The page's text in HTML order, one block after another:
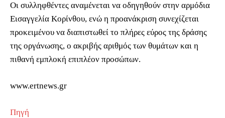
Οι συλληφθέντες αναμένεται να οδηγηθούν στην αρμόδια
Εισαγγελία Κορίνθου, ενώ η προανάκριση συνεχίζεται
προκειμένου να διαπιστωθεί το πλήρες εύρος της δράσης
της οργάνωσης, ο ακριβής αριθμός των θυμάτων και η
πιθανή εμπλοκή επιπλέον προσώπων.
www.ertnews.gr
Πηγή